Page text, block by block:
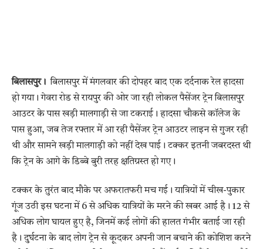
बिलासपुर। बिलासपुर में मंगलवार की दोपहर बाद एक दर्दनाक रेल हादसा
हो गया। गेवरा रोड से रायपुर की ओर जा रही लोकल पैसेंजर ट्रेन बिलासपुर
आउटर के पास खड़ी मालगाड़ी से जा टकराई। हादसा चौकसे कॉलेज के
पास हुआ, जब तेज रफ्तार में आ रही पैसेंजर ट्रेन आउटर लाइन से गुजर रही
थी और सामने खड़ी मालगाड़ी को नहीं देख पाई। टक्कर इतनी जबरदस्त थी
कि ट्रेन के आगे के डिब्बे बुरी तरह क्षतिग्रस्त हो गए।
टक्कर के तुरंत बाद मौके पर अफरातफरी मच गई। यात्रियों में चीख-पुकार
गूंज उठी इस घटना में 6 से अधिक यात्रियों के मरने की खबर आई है। 12 से
अधिक लोग घायल हुए है, जिनमें कई लोगों की हालत गंभीर बताई जा रही
है। दुर्घटना के बाद लोग ट्रेन से कूदकर अपनी जान बचाने की कोशिश करने